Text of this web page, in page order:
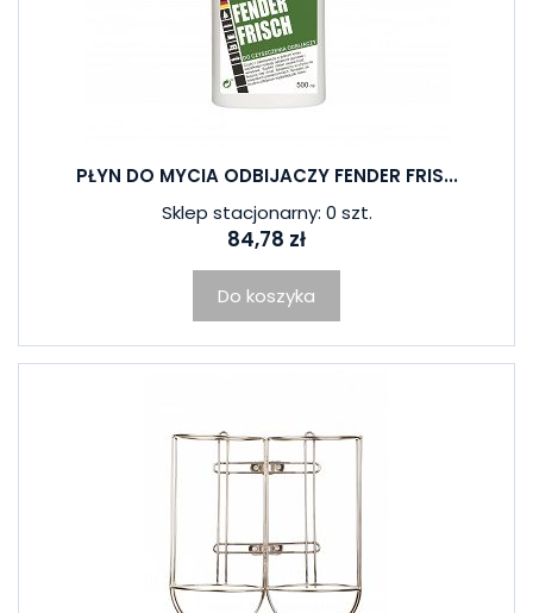
PŁYN DO MYCIA ODBIJACZY FENDER FRIS...
Sklep stacjonarny: 0 szt.
84,78 zł
Do koszyka